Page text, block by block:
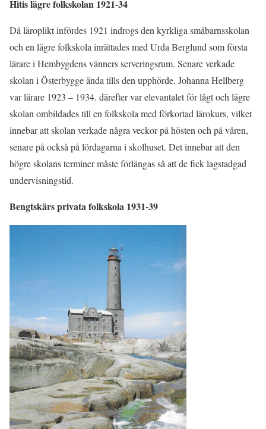
Hitis lägre folkskolan 1921-34
Då läroplikt infördes 1921 indrogs den kyrkliga småbarnsskolan
och en lägre folkskola inrättades med Urda Berglund som första
lärare i Hembygdens vänners serveringsrum. Senare verkade
skolan i Österbygge ända tills den upphörde. Johanna Hellberg
var lärare 1923 – 1934. därefter var elevantalet för lågt och lägre
skolan ombildades till en folkskola med förkortad lärokurs, vilket
innebar att skolan verkade några veckor på hösten och på våren,
senare på också på lördagarna i skolhuset. Det innebar att den
högre skolans terminer måste förlängas så att de fick lagstadgad
undervisningstid.
Bengtskärs privata folkskola 1931-39